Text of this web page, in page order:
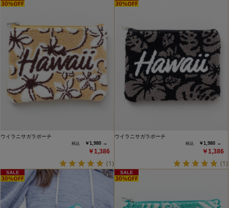
ウイラニサガラポーチ
￥1,980 →
￥1,386
(1)
ウイラニサガラポーチ
￥1,980 →
￥1,386
(1)